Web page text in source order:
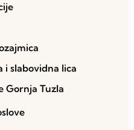
i slabovidna lica
Gornja Tuzla